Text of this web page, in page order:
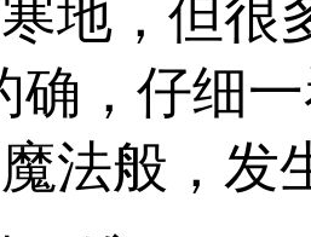
地，但很
确，仔细
法般，发